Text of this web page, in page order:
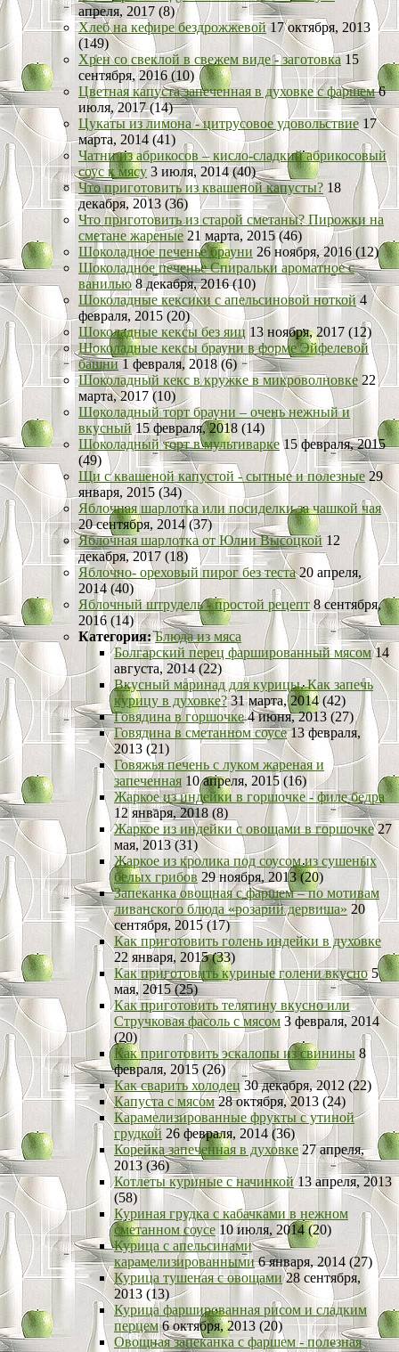
апреля, 2017 (8)
Хлеб на кефире бездрожжевой17 октября, 2013
(149)
Хрен со свеклой в свежем виде - заготовка15
сентября, 2016 (10)
Цветная капуста запеченная в духовке с фаршем6
июля, 2017 (14)
Цукаты из лимона - цитрусовое удовольствие17
марта, 2014 (41)
Чатни из абрикосов – кисло-сладкий абрикосовый
соус к мясу 3 июля, 2014 (40)
Что приготовить из квашеной капусты? 18
декабря, 2013 (36)
Что приготовить из старой сметаны? Пирожки на
сметане жареные 21 марта, 2015 (46)
Шоколадное печенье брауни 26 ноября, 2016 (12)
Шоколадное печенье Спиральки ароматное с
ванилью 8 декабря, 2016 (10)
Шоколадные кексики с апельсиновой ноткой4
февраля, 2015 (20)
Шоколадные кексы без яиц 13 ноября, 2017 (12)
Шоколадные кексы брауни в форме Эйфелевой
башни1 февраля, 2018 (6)
Шоколадный кекс в кружке в микроволновке 22
марта, 2017 (10)
Шоколадный торт брауни – очень нежный и
вкусный15 февраля, 2018 (14)
Шоколадный торт в мультиварке15 февраля, 2015
(49)
Щи с квашеной капустой - сытные и полезные 29
января, 2015 (34)
Яблочная шарлотка или посиделки за чашкой чая
20 сентября, 2014 (37)
Яблочная шарлотка от Юлии Высоцкой 12
декабря, 2017 (18)
Яблочно- ореховый пирог без теста20 апреля,
2014 (40)
Яблочный штрудель - простой рецепт 8 сентября,
2016 (14)
Категория: Блюда из мяса
Болгарский перец фаршированный мясом14
августа, 2014 (22)
Вкусный маринад для курицы. Как запечь
курицу в духовке?31 марта, 2014 (42)
Говядина в горшочке4 июня, 2013 (27)
Говядина в сметанном соусе13 февраля,
2013 (21)
Говяжья печень с луком жареная и
запеченная 10 апреля, 2015 (16)
Жаркое из индейки в горшочке - филе бедра
12 января, 2018 (8)
Жаркое из индейки с овощами в горшочке27
мая, 2013 (31)
Жаркое из кролика под соусом из сушеных
белых грибов 29 ноября, 2013 (20)
Запеканка овощная с фаршем – по мотивам
ливанского блюда «розарий дервиша» 20
сентября, 2015 (17)
Как приготовить голень индейки в духовке
22 января, 2015 (33)
Как приготовить куриные голени вкусно5
мая, 2015 (25)
Как приготовить телятину вкусно или
Стручковая фасоль с мясом 3 февраля, 2014
(20)
Как приготовить эскалопы из свинины 8
февраля, 2015 (26)
Как сварить холодец30 декабря, 2012 (22)
Капуста с мясом28 октября, 2013 (24)
Карамелизированные фрукты с утиной
грудкой 26 февраля, 2014 (36)
Корейка запеченная в духовке27 апреля,
2013 (36)
Котлеты куриные с начинкой13 апреля, 2013
(58)
Куриная грудка с кабачками в нежном
сметанном соусе 10 июля, 2014 (20)
Курица с апельсинами
карамелизированными6 января, 2014 (27)
Курица тушеная с овощами28 сентября,
2013 (13)
Курица фаршированная рисом и сладким
перцем6 октября, 2013 (20)
Овощная запеканка с фаршем - полезная